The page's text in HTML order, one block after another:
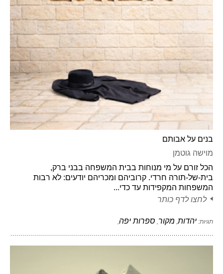
בנים על אבותם
מוישה גוטמן
הכל זורם על מי מנוחות בבית המשפחה בבני ברק,
בית-של-תורה חרדי. קרוביהם ומכריהם יודעים: לא רבות
המשפחות המקפידות עד כדי...
לחצו לדף כותר
תגיות: יהדות, מקור, ספרות יפה,